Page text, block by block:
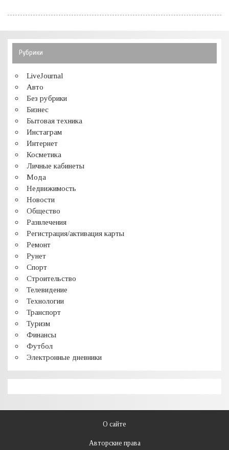
Рубрики
LiveJournal
Авто
Без рубрики
Бизнес
Бытовая техника
Инстаграм
Интернет
Косметика
Личные кабинеты
Мода
Недвижимость
Новости
Общество
Развлечения
Регистрация/активация карты
Ремонт
Рунет
Спорт
Строительство
Телевидение
Технологии
Транспорт
Туризм
Финансы
Футбол
Электронные дневники
О сайте
Авторские права